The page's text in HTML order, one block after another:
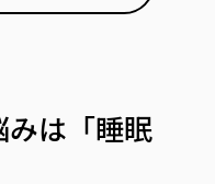
は「睡眠